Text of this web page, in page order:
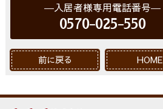
入居者様専用電話番号
0570-025-550
前に戻る HOME